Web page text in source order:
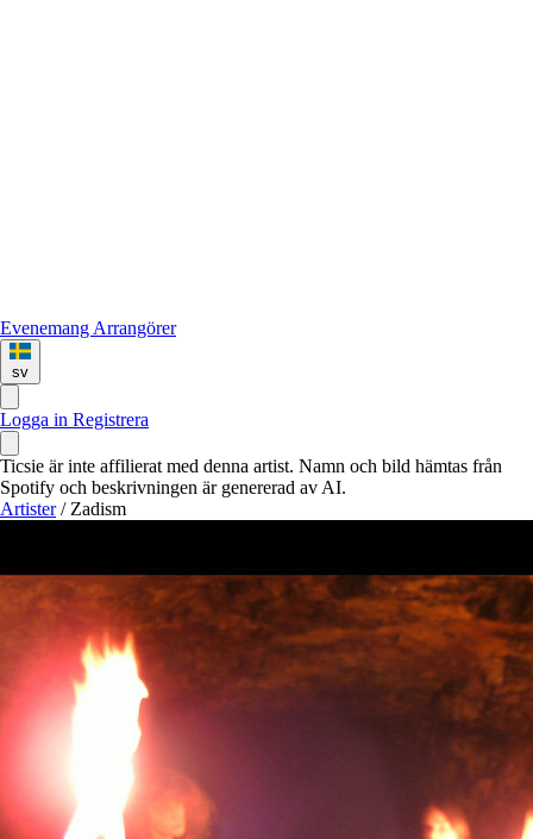
Evenemang Arrangörer
sv
Logga in Registrera
Ticsie är inte affilierat med denna artist. Namn och bild hämtas från
Spotify och beskrivningen är genererad av AI.
Artister / Zadism